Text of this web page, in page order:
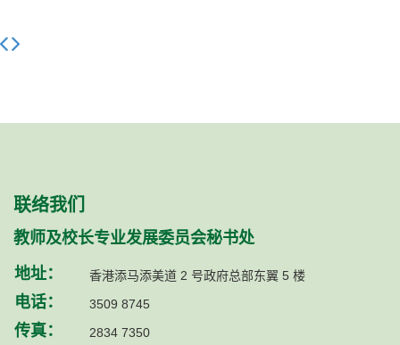
联络我们
教师及校长专业发展委员会秘书处
地址：
香港添马添美道 2 号政府总部东翼 5 楼
电话： 3509 8745
传真： 2834 7350